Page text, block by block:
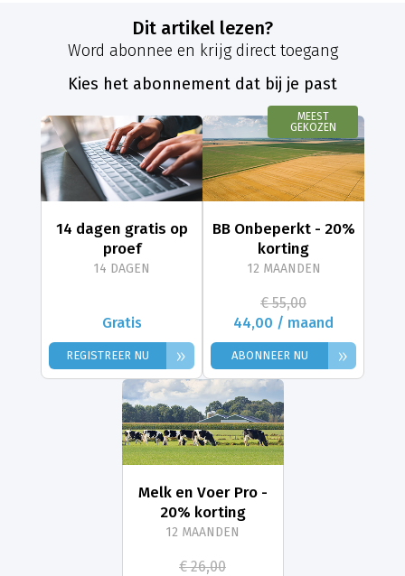
Dit artikel lezen?
Word abonnee en krijg direct toegang
Kies het abonnement dat bij je past
14 dagen gratis op
proef
14 DAGEN
Gratis
REGISTREER NU »
MEEST
GEKOZEN
BB Onbeperkt - 20%
korting
12 MAANDEN
€ 55,00
44,00 / maand
ABONNEER NU »
Melk en Voer Pro -
20% korting
12 MAANDEN
€ 26,00